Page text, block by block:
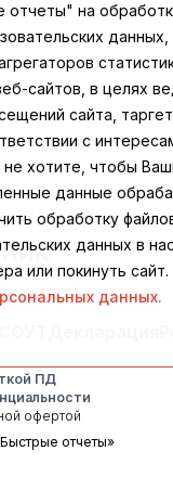
ПД
офертой
отчеты»
на
сайтов, в целях
сайта,
с
не хотите, чтобы
данные
обработку
данных в
или покинуть сайт.
данных.